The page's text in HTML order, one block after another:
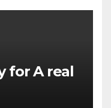
for A real